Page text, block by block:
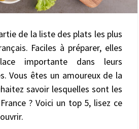
de la liste des plats les plus
Faciles à préparer, elles
importante dans leurs
Vous êtes un amoureux de la
savoir lesquelles sont les
? Voici un top 5, lisez ce